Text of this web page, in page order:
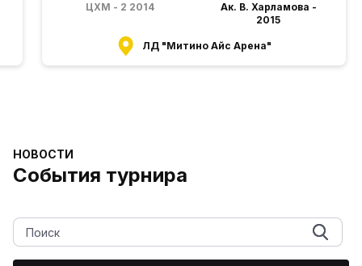
ЦХМ - 2 2014
Ак. В. Харламова -
2015
ЛД "Митино Айс Арена"
НОВОСТИ
События турнира